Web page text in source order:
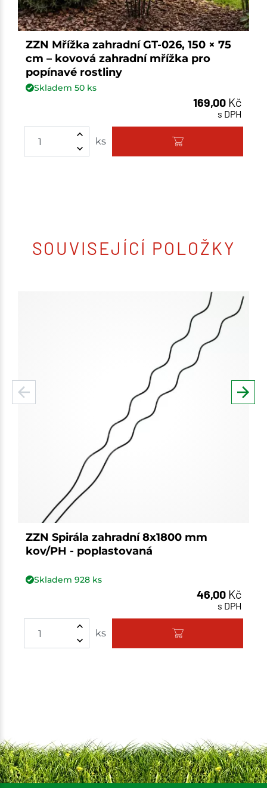
ZZN Mřížka zahradní GT-026, 150 × 75
cm – kovová zahradní mřížka pro
popínavé rostliny
Skladem 50ks
169,00 Kč
s DPH
ks
SOUVISEJÍCÍ POLOŽKY
ZZN Spirála zahradní 8x1800 mm
kov/PH - poplastovaná
Skladem 928ks
46,00 Kč
s DPH
ks